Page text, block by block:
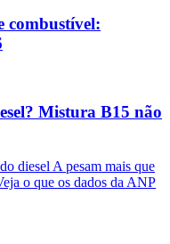
combustível:
Mistura B15 não
diesel A pesam mais que
o que os dados da ANP